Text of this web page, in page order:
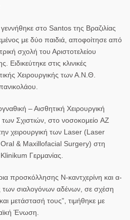
γεννήθηκε στο Santos της Βραζιλίας
με δύο παιδιά, αποφοίτησε από
σχολή του Αριστοτελείου
στις κλινικές
Χειρουργικής των Α.Ν.Θ.
– Αισθητική Χειρουργική
Σχιστιών, στο νοσοκομείο AZ
χειρουργική των Laser (Laser
& Maxillofacial Surgery) στη
Γερμανίας.
προσκόλλησης Ν-καντχερίνη και α-
των σιαλογόνων αδένων, σε σχέση
μετάστασή τους”, τιμήθηκε με
Ένωση.